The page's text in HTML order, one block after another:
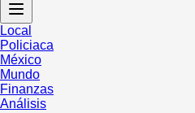
Local
Policiaca
México
Mundo
Finanzas
Análisis